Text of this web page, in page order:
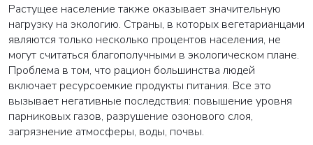
Растущее население также оказывает значительную
нагрузку на экологию. Страны, в которых вегетарианцами
являются только несколько процентов населения, не
могут считаться благополучными в экологическом плане.
Проблема в том, что рацион большинства людей
включает ресурсоемкие продукты питания. Все это
вызывает негативные последствия: повышение уровня
парниковых газов, разрушение озонового слоя,
загрязнение атмосферы, воды, почвы.